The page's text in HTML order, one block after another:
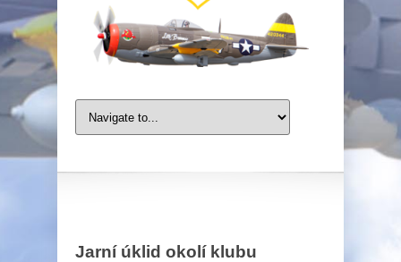
Jarní úklid okolí klubu